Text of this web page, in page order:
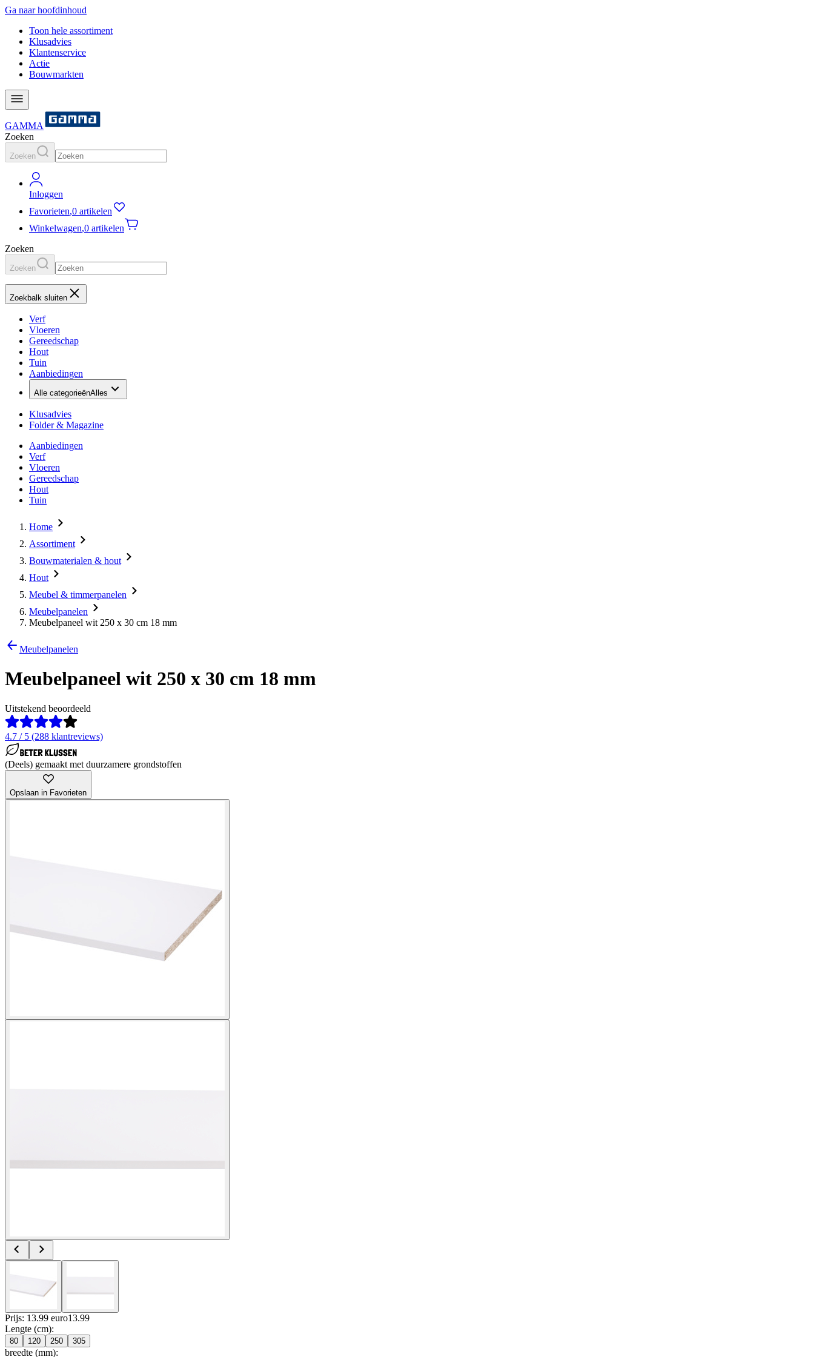
Ga naar hoofdinhoud
Toon hele assortiment
Klusadvies
Klantenservice
Actie
Bouwmarkten
GAMMA
Zoeken
Zoeken
Inloggen
Favorieten,0 artikelen
Winkelwagen,0 artikelen
Zoeken
Zoeken
Zoekbalk sluiten
Verf
Vloeren
Gereedschap
Hout
Tuin
Aanbiedingen
Alle categorieënAlles
Klusadvies
Folder & Magazine
Aanbiedingen
Verf
Vloeren
Gereedschap
Hout
Tuin
Home
Assortiment
Bouwmaterialen & hout
Hout
Meubel & timmerpanelen
Meubelpanelen
Meubelpaneel wit 250 x 30 cm 18 mm
Meubelpanelen
Meubelpaneel wit 250 x 30 cm 18 mm
Uitstekend beoordeeld
4.7 / 5 (288 klantreviews)
(Deels) gemaakt met duurzamere grondstoffen
Opslaan in Favorieten
Prijs: 13.99 euro13.99
Lengte (cm):
80 120 250 305
breedte (mm):